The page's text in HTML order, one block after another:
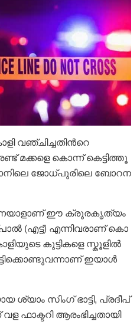
വ​ഞ്ചി​ച്ച​തി​ൻറെ
മ​ക്ക​ളെ കൊ​ന്ന് കെ​ട്ടി​ത്തൂ​
ജോ​ധ്പു​രി​ലെ ബോ​റ​ന​
എ​ന്ന​യാ​ളാ​ണ് ഈ ക്രൂരകൃ​ത്യം
(എ​ട്ട്) എ​ന്നി​വ​രാ​ണ് കൊ​
കു​ട്ടി​ക​ളെ സ്കൂ​ളി​ൽ
ഇ​യാ​ൾ
ശ്യാം ​സിം​ഗ് ഭാ​ട്ടി, പ്ര​ദീ​പ്
ഫാ​ക്ട​റി ആ​രം​ഭി​ച്ച​താ​യി